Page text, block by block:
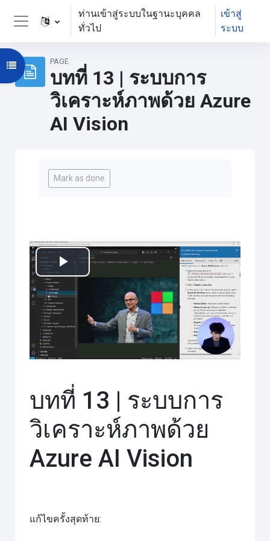
ข้ามไปที่เนื้อหาหลัก
Side panel
ท่านเข้าสู่ระบบในฐานะบุคคล
ทั่วไป
เข้าสู่
ระบบ
PAGE
บทที่ 13 | ระบบการ
วิเคราะห์ภาพด้วย Azure
AI Vision
Open course index
Mark as done
เล่น
วิดีโอ
บทที่ 13 | ระบบการ
วิเคราะห์ภาพด้วย
Azure AI Vision
แก้ไขครั้งสุดท้าย: